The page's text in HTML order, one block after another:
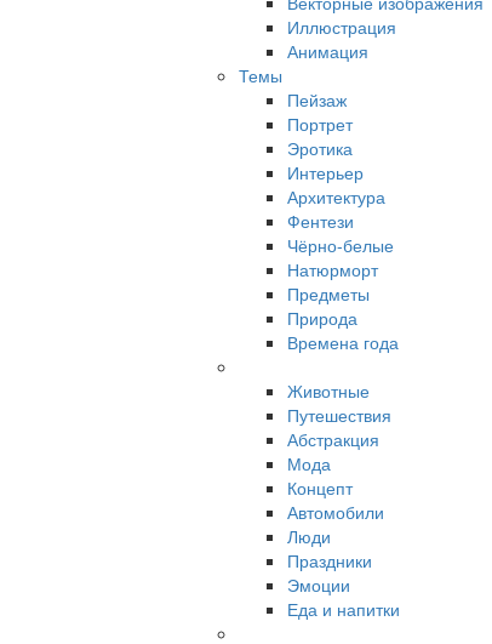
Иллюстрация
Анимация
Темы
Пейзаж
Портрет
Эротика
Интерьер
Архитектура
Фентези
Чёрно-белые
Натюрморт
Предметы
Природа
Времена года
Животные
Путешествия
Абстракция
Мода
Концепт
Автомобили
Люди
Праздники
Эмоции
Еда и напитки